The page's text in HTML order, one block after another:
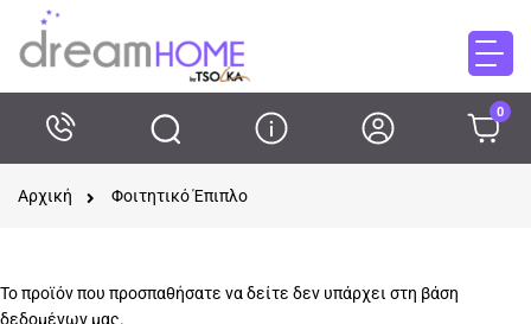
0
Αρχική Φοιτητικό Έπιπλο
Το προϊόν που προσπαθήσατε να δείτε δεν υπάρχει στη βάση
δεδομένων μας.